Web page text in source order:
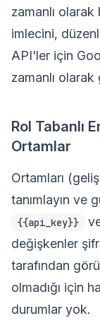
zamanlı olarak
imlecini,
API'ler için
zamanlı olarak
Rol Tabanlı
Ortamlar
Ortamları
tanımlayın ve
{{api_key}}
değişkenler
tarafından
olmadığı için
durumlar yok.